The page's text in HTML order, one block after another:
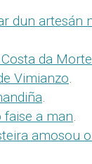
dun artesán
da
Vimianzo.
.
a man.
amosou